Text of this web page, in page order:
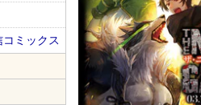
ミックス